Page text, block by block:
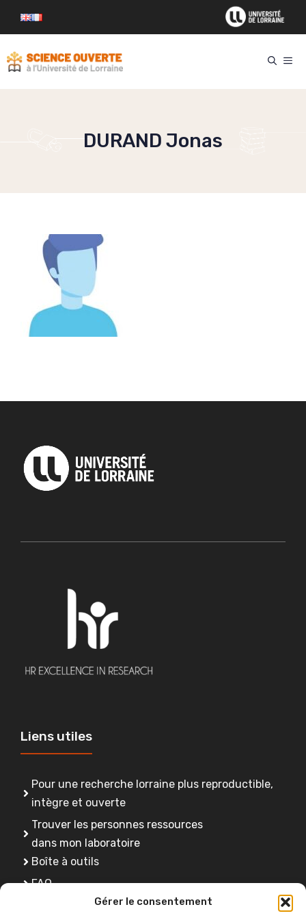
Gérer le consentement
DURAND Jonas
Liens utiles
Pour une recherche lorraine plus reproductible,
intègre et ouverte
Trouver les personnes ressources
dans mon laboratoire
Boîte à outils
FAQ